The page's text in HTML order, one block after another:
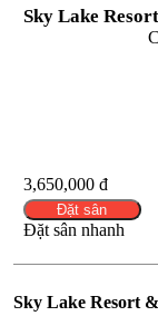
Sky Lake
3,650,000 đ
Đặt sân
Đặt sân nhanh
Sky Lake Resort